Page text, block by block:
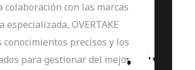
colaboración con las marcas
especializada, OVERTAKE
conocimientos precisos y los
para gestionar del mejor